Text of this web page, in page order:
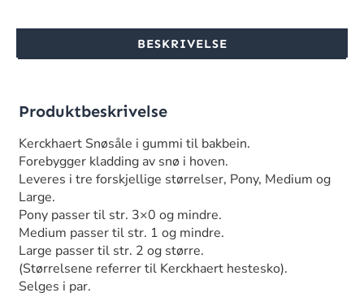
BESKRIVELSE
Produktbeskrivelse
Kerckhaert Snøsåle i gummi til bakbein.
Forebygger kladding av snø i hoven.
Leveres i tre forskjellige størrelser, Pony, Medium og
Large.
Pony passer til str. 3×0 og mindre.
Medium passer til str. 1 og mindre.
Large passer til str. 2 og større.
(Størrelsene referrer til Kerckhaert hestesko).
Selges i par.